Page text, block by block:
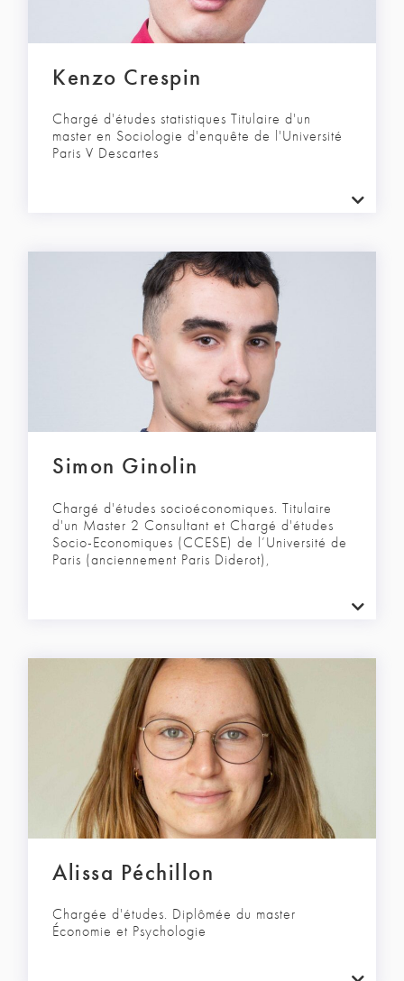
Kenzo Crespin
Chargé d'études statistiques Titulaire d'un
master en Sociologie d'enquête de l'Université
Paris V Descartes
Simon Ginolin
Chargé d'études socioéconomiques. Titulaire
d'un Master 2 Consultant et Chargé d'études
Socio-Economiques (CCESE) de l’Université de
Paris (anciennement Paris Diderot),
Alissa Péchillon
Chargée d'études. Diplômée du master
Économie et Psychologie